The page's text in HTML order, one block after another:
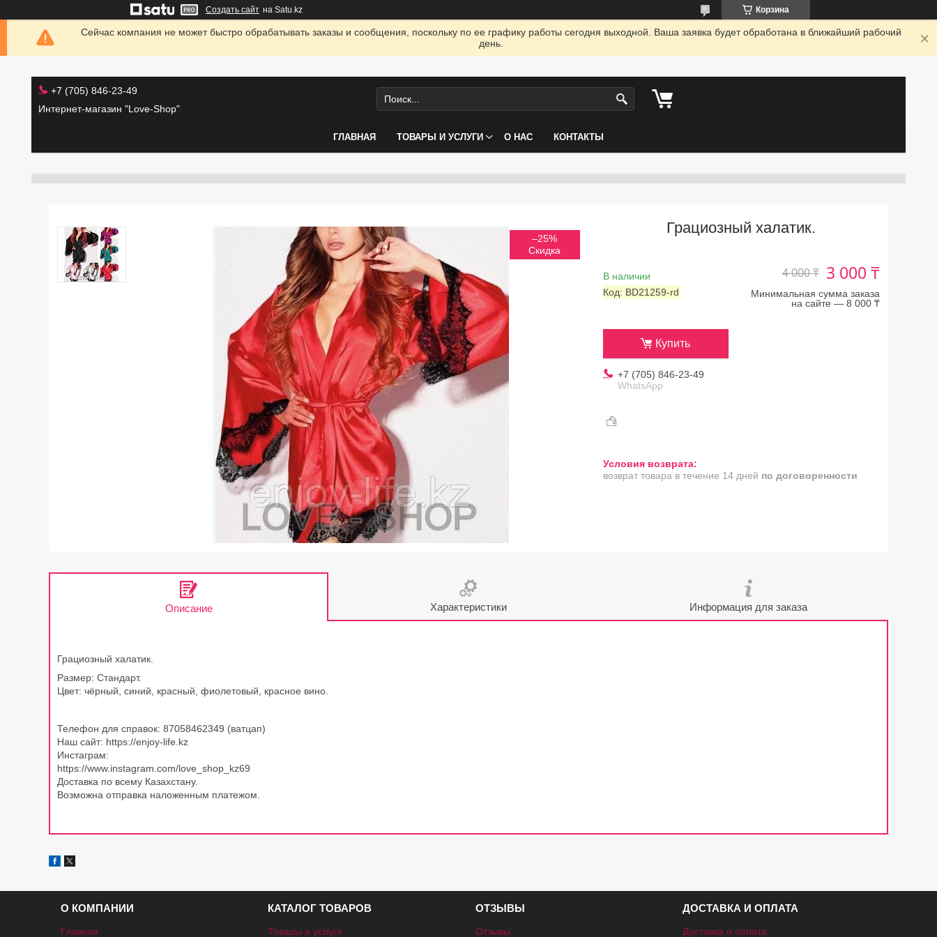
Создать сайт на Satu.kz Корзина
Сейчас компания не может быстро обрабатывать заказы и сообщения, поскольку по ее графику работы сегодня выходной. Ваша заявка будет обработана в ближайший рабочий
день.
+7 (705) 846-23-49
Интернет-магазин "Love-Shop"
ГЛАВНАЯ ТОВАРЫ И УСЛУГИ О НАС КОНТАКТЫ
–25%
Грациозный халатик.
В наличии
Код: BD21259-rd
4 000 ₸ 3 000 ₸
Минимальная сумма заказа
на сайте — 8 000 ₸
Купить
+7 (705) 846-23-49
WhatsApp
возврат товара в течение 14 дней по договоренности
Описание Характеристики Информация для заказа
Грациозный халатик.
Размер: Стандарт.
Цвет: чёрный, синий, красный, фиолетовый, красное вино
Телефон для справок: 87058462349 (ватцап)
Наш сайт: https://enjoy-life.kz
Инстаграм:
https://www.instagram.com/love_shop_kz69
Доставка по всему Казахстану.
Возможна отправка наложенным платежом.
О КОМПАНИИ
Главная
КАТАЛОГ ТОВАРОВ
Товары и услуги
ОТЗЫВЫ
Отзывы
ДОСТАВКА И ОПЛАТА
Доставка и оплата